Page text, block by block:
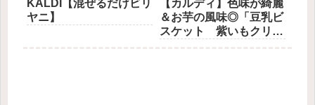
KALDI【混ぜるだけビリ
ヤニ】
【カルディ】色味が綺麗
＆お芋の風味◎「豆乳ビ
スケット 紫いもクリー